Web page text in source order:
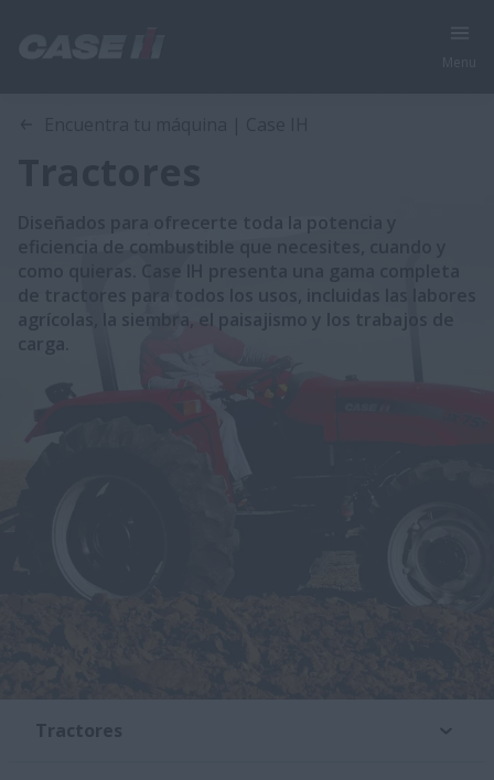
Diseñados para ofrecerte toda la potencia y
eficiencia de combustible que necesites, cuando y
de tractores para todos los usos, incluidas las labores
agrícolas, la siembra, el paisajismo y los trabajos de
Tractores